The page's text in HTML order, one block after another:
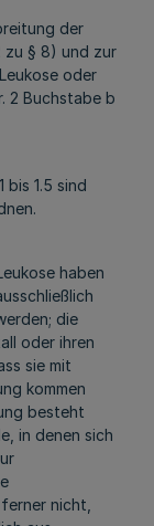
der
zu § 8) und zur
oder
2 Buchstabe b
bis 1.5 sind
haben
die
oder ihren
sie mit
kommen
besteht
in denen sich
nicht,